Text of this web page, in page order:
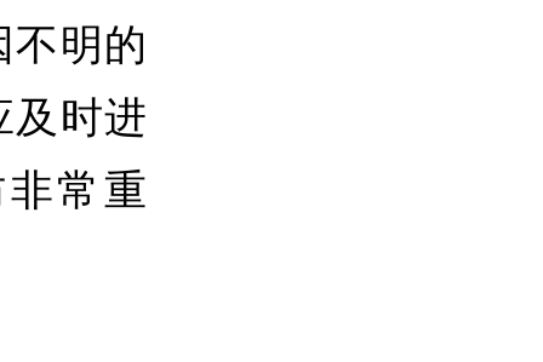
不明的
及时进
常重